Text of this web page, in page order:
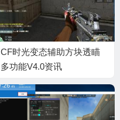
CF时光变态辅助方块透瞄
多功能V4.0资讯